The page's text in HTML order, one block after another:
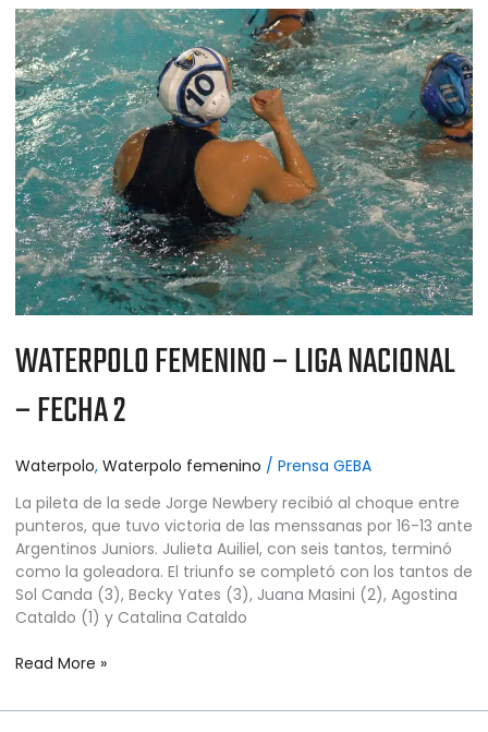
WATERPOLO FEMENINO – LIGA NACIONAL
– FECHA 2
Waterpolo, Waterpolo femenino / Prensa GEBA
La pileta de la sede Jorge Newbery recibió al choque entre
punteros, que tuvo victoria de las menssanas por 16-13 ante
Argentinos Juniors. Julieta Auiliel, con seis tantos, terminó
como la goleadora. El triunfo se completó con los tantos de
Sol Canda (3), Becky Yates (3), Juana Masini (2), Agostina
Cataldo (1) y Catalina Cataldo
WATERPOLO
FEMENINO
–
LIGA
NACIONAL
–
FECHA
2
Read More »